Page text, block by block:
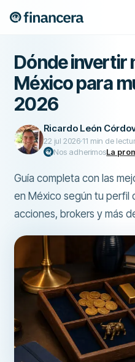
Dónde invertir
México para
2026
Ricardo León
22 jul 202611 min de
Nos adherimosLa
Guía completa con las
en México según tu perfil
acciones, brokers y más